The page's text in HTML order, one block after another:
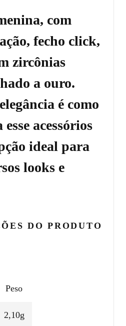
com
fecho click,
zircônias
a ouro.
é como
acessórios
ideal para
looks e
DO PRODUTO
Peso
2,10g